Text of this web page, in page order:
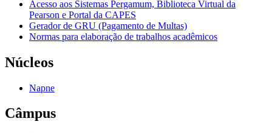
Acesso aos Sistemas Pergamum, Biblioteca Virtual da
Pearson e Portal da CAPES
Gerador de GRU (Pagamento de Multas)
Normas para elaboração de trabalhos acadêmicos
Núcleos
Napne
Câmpus